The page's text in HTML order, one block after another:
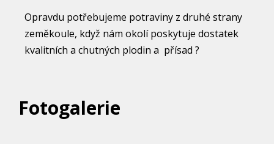
Opravdu potřebujeme potraviny z druhé strany
zeměkoule, když nám okolí poskytuje dostatek
kvalitních a chutných plodin a přísad ?
Fotogalerie